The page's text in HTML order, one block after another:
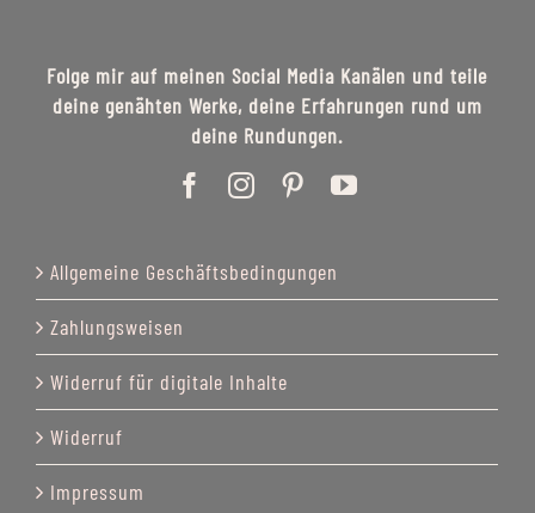
Folge mir auf meinen Social Media Kanälen und teile
deine genähten Werke, deine Erfahrungen rund um
deine Rundungen.
Allgemeine Geschäftsbedingungen
Zahlungsweisen
Widerruf für digitale Inhalte
Widerruf
Impressum